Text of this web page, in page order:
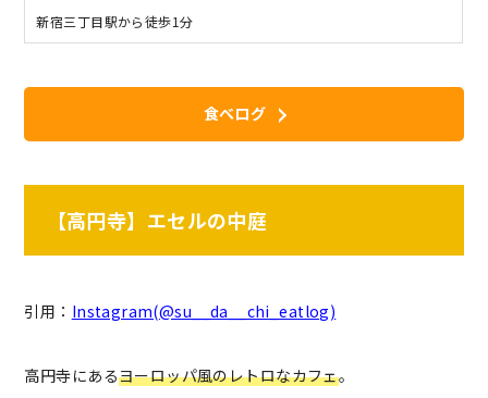
新宿三丁目駅から徒歩1分
食べログ
【高円寺】エセルの中庭
引用： Instagram(@su__da__chi_eatlog)
高円寺にあるヨーロッパ風のレトロなカフェ。